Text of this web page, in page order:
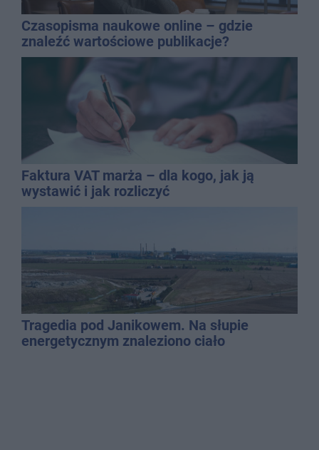
Czasopisma naukowe online – gdzie
znaleźć wartościowe publikacje?
Faktura VAT marża – dla kogo, jak ją
wystawić i jak rozliczyć
Tragedia pod Janikowem. Na słupie
energetycznym znaleziono ciało